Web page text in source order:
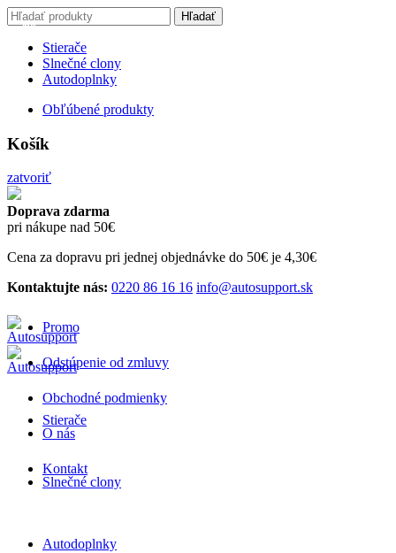
Search for: Hľadať
Stierače
Slnečné clony
Autodoplnky
Obľúbené produkty
Košík
zatvoriť
Doprava zdarma
pri nákupe nad 50€
Cena za dopravu pri jednej objednávke do 50€ je 4,30€
Kontaktujte nás: 0220 86 16 16 info@autosupport.sk
Promo
Odstúpenie od zmluvy
Obchodné podmienky
O nás
Kontakt
Stierače
Slnečné clony
Autodoplnky
-20%
-20%